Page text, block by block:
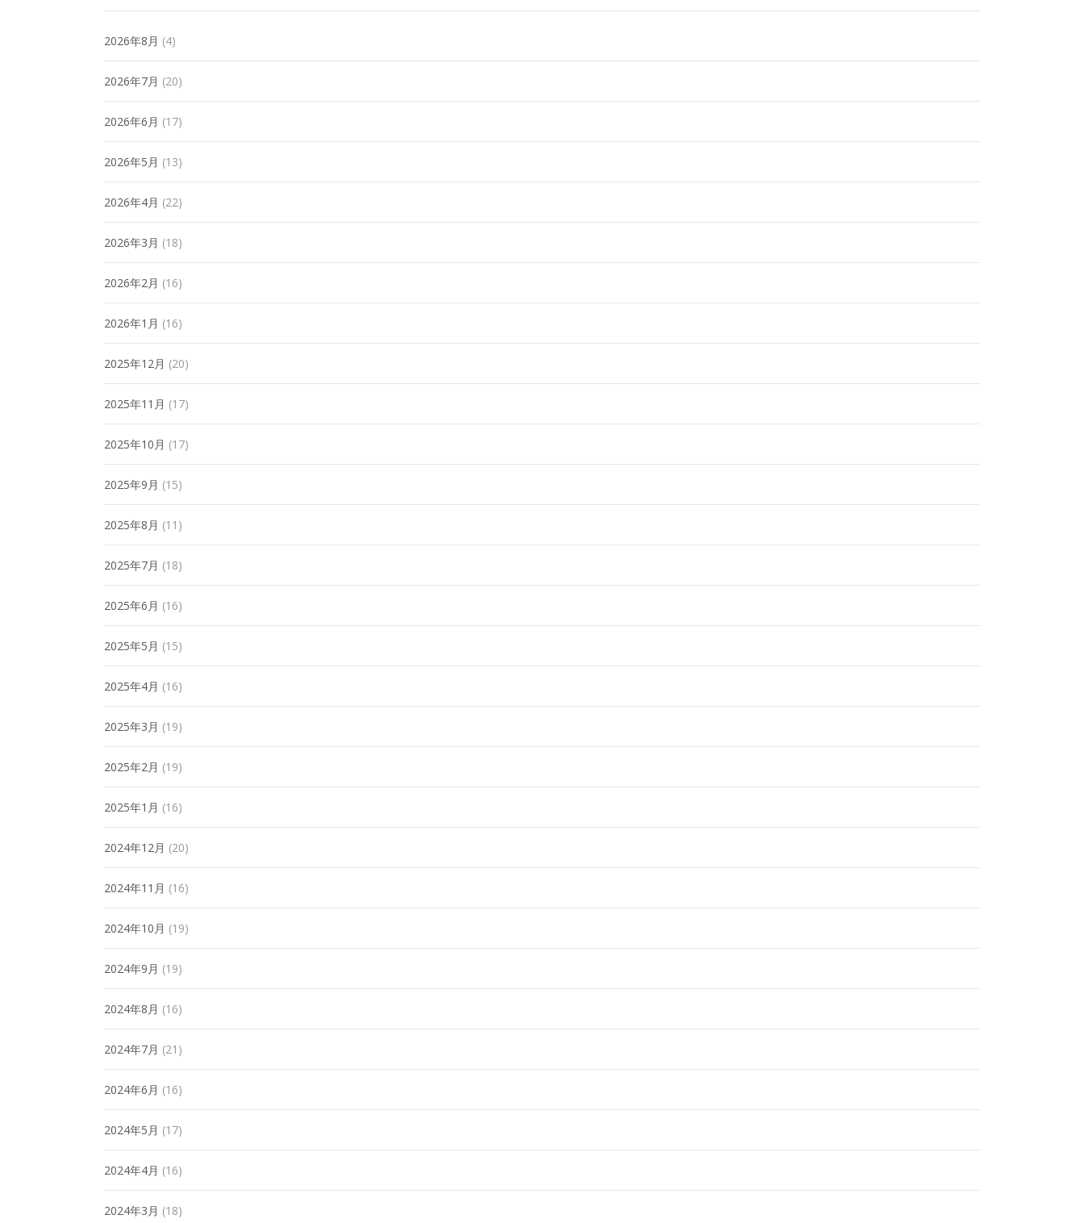
2026年8月 (4)
2026年7月 (20)
2026年6月 (17)
2026年5月 (13)
2026年4月 (22)
2026年3月 (18)
2026年2月 (16)
2026年1月 (16)
2025年12月 (20)
2025年11月 (17)
2025年10月 (17)
2025年9月 (15)
2025年8月 (11)
2025年7月 (18)
2025年6月 (16)
2025年5月 (15)
2025年4月 (16)
2025年3月 (19)
2025年2月 (19)
2025年1月 (16)
2024年12月 (20)
2024年11月 (16)
2024年10月 (19)
2024年9月 (19)
2024年8月 (16)
2024年7月 (21)
2024年6月 (16)
2024年5月 (17)
2024年4月 (16)
2024年3月 (18)